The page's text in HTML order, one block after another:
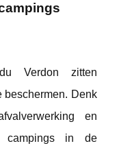
Verdon zitten
beschermen. Denk
en
campings in de